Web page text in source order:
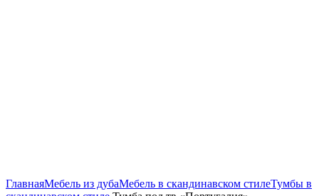
ГлавнаяМебель из дубаМебель в скандинавском стилеТумбы в